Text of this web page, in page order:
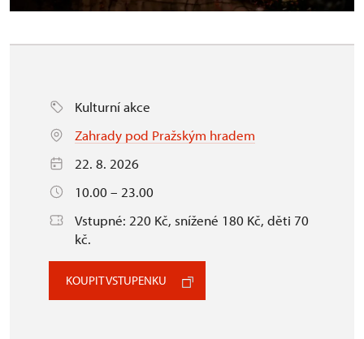
Kulturní akce
Zahrady pod Pražským hradem
22. 8. 2026
10.00 – 23.00
Vstupné: 220 Kč, snížené 180 Kč, děti 70
kč.
KOUPIT VSTUPENKU